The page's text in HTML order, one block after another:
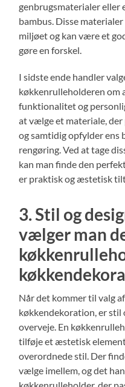
genbrugsmaterialer
bambus. Disse
miljøet og kan være et
gøre en forskel.
I sidste ende handler
køkkenrulleholderen om
funktionalitet og
at vælge et materiale,
og samtidig opfylder ens
rengøring. Ved at tage
kan man finde den
er praktisk og æstetisk
3. Stil og
vælger man
Når det kommer til valg
køkkendekoration, er stil
overveje. En
tilføje et æstetisk
overordnede stil. Der
vælge imellem, og det